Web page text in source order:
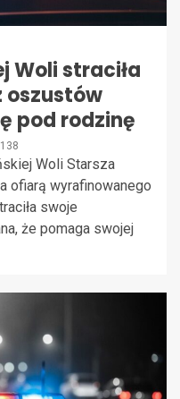
Woli straciła
oszustów
pod rodzinę
138
Woli Starsza
ofiarą wyrafinowanego
swoje
że pomaga swojej